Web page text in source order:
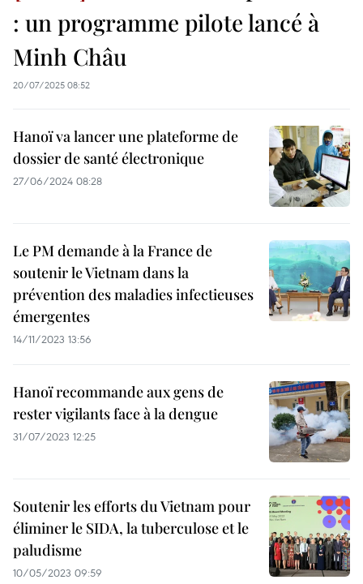
: un programme pilote lancé à
Minh Châu
20/07/2025 08:52
Hanoï va lancer une plateforme de
dossier de santé électronique
27/06/2024 08:28
Le PM demande à la France de
soutenir le Vietnam dans la
prévention des maladies infectieuses
émergentes
14/11/2023 13:56
Hanoï recommande aux gens de
rester vigilants face à la dengue
31/07/2023 12:25
Soutenir les efforts du Vietnam pour
éliminer le SIDA, la tuberculose et le
paludisme
10/05/2023 09:59